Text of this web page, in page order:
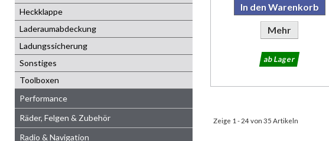
Heckklappe
Laderaumabdeckung
Ladungssicherung
Sonstiges
Toolboxen
Performance
Räder, Felgen & Zubehör
Radio & Navigation
In den Warenkorb
Mehr
ab Lager
Zeige 1 - 24 von 35 Artikeln